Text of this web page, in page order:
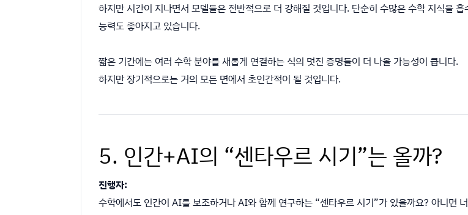
하지만 시간이 지나면서 모델들은 전반적으로 더 강해질 것입니다. 단순히 수많은 수학 지식을
능력도 좋아지고 있습니다.
짧은 기간에는 여러 수학 분야를 새롭게 연결하는 식의 멋진 증명들이 더 나올 가능성이 큽니다.
하지만 장기적으로는 거의 모든 면에서 초인간적이 될 것입니다.
5. 인간+AI의 “센타우르 시기”는 올까?
진행자:
수학에서도 인간이 AI를 보조하거나 AI와 함께 연구하는 “센타우르 시기”가 있을까요? 아니면